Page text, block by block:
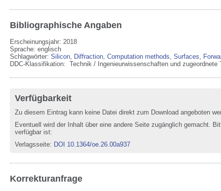
Bibliographische Angaben
Erscheinungsjahr: 2018
Sprache: englisch
Schlagwörter: Silicon, Diffraction, Computation methods, Surfaces,
DDC-Klassifikation: Technik / Ingenieurwissenschaften und zugeordnete
Verfügbarkeit
Zu diesem Eintrag kann keine Datei direkt zum Download angeboten
Eventuell wird der Inhalt über eine andere Seite zugänglich gemacht.
verfügbar ist:
Verlagsseite: DOI 10.1364/oe.26.00a937
Korrekturanfrage